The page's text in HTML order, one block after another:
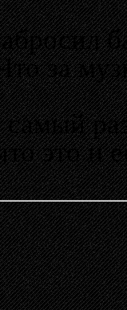
за
это и